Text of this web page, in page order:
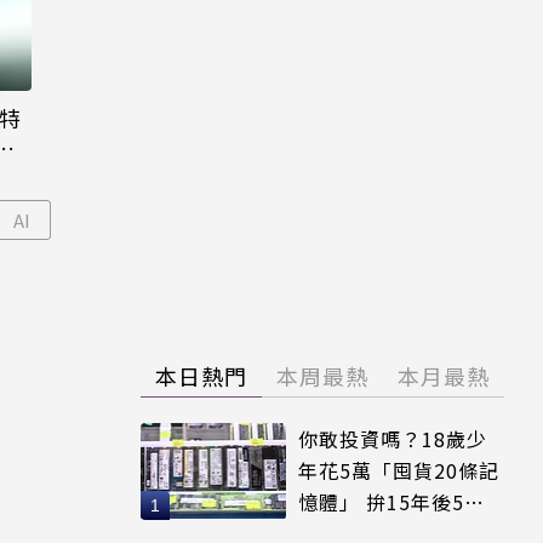
AI
本日熱門 本周最熱 本月最熱
你敢投資嗎？18歲少
年花5萬「囤貨20條記
憶體」 拚15年後5倍